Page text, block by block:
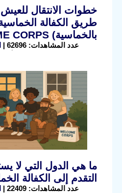
خطوات الانتقال
طريق الكفالة
بالخماسية) WELCOME CORPS
عدد المشاهدات: 62696 |
ما هي الدول التي لا
التقدم إلى الكفالة
عدد المشاهدات: 22409 |